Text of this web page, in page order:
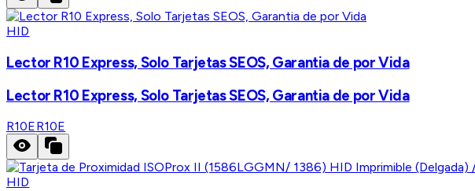
HID
Lector R10 Express, Solo Tarjetas SEOS, Garantia de por Vida
Lector R10 Express, Solo Tarjetas SEOS, Garantia de por Vida
R10ER10E
HID